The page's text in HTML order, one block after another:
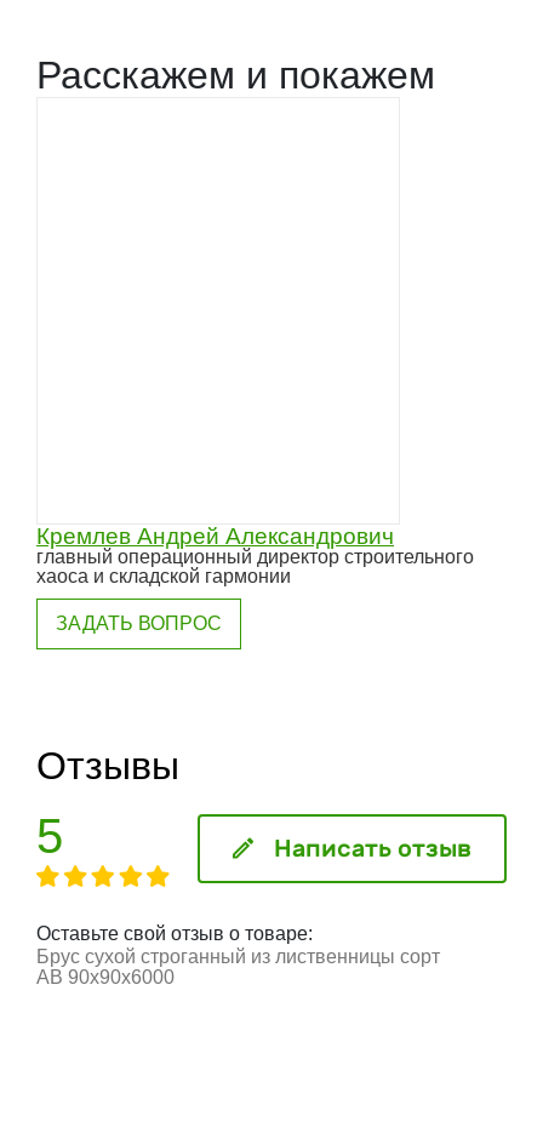
Расскажем и покажем
Кремлев Андрей Александрович
главный операционный директор строительного
хаоса и складской гармонии
ЗАДАТЬ ВОПРОС
Отзывы
5 Написать отзыв
Оставьте свой отзыв о товаре:
Брус сухой строганный из лиственницы сорт
АВ 90x90x6000